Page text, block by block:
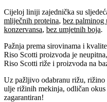
Cijeloj liniji zajednička su
mliječnih proteina, bez palminog
konzervansa, bez umjetnih boja.
Pažnja prema sirovinama i
Riso Scotti proizvoda je
Riso Scotti riže i proizvoda na
Uz pažljivo odabranu rižu, rižino
ulje rižinih mekinja, odličan okus
zagarantiran!